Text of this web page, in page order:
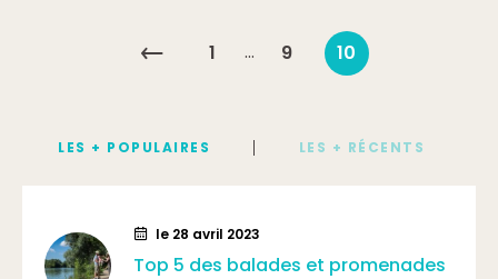
1 … 9 10
LES + POPULAIRES LES + RÉCENTS
le 28 avril 2023
Top 5 des balades et promenades